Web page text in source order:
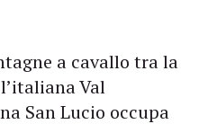
a cavallo tra la
Val
San Lucio occupa